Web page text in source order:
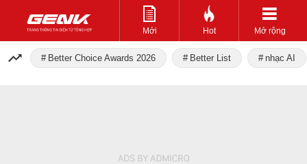
Mới Hot Mở rộng
Better Choice Awards 2026 Better List nhạc AI